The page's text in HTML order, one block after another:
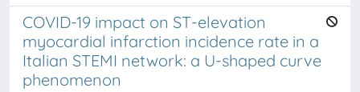
COVID-19 impact on ST-elevation
myocardial infarction incidence rate in a
Italian STEMI network: a U-shaped curve
phenomenon